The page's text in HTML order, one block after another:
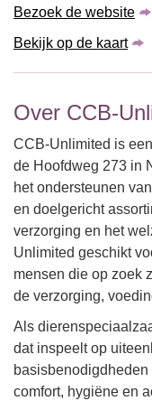
Bezoek de website
Bekijk op de kaart
Over CCB-
CCB-Unlimited is
de Hoofdweg 273 in
het ondersteunen
en doelgericht
verzorging en het
Unlimited geschikt
mensen die op zoek
de verzorging,
Als
dat inspeelt op
comfort, hygiëne en